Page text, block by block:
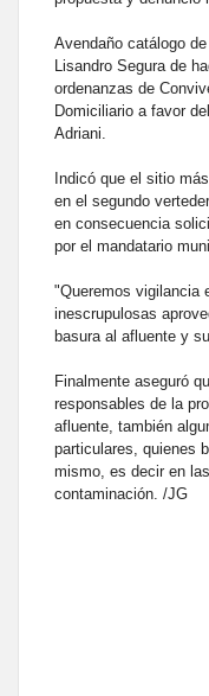
Avendaño catálogo
Lisandro Segura de
ordenanzas de
Domiciliario a favor
Adriani.
Indicó que el sitio
en el segundo
en consecuencia
por el mandatario
"Queremos vigilancia
inescrupulosas
basura al afluente y
Finalmente aseguró
responsables de la
afluente, también
particulares, quienes
mismo, es decir en
contaminación. /JG